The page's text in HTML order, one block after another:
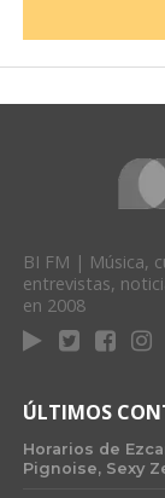
BI FM | Música,
entrevistas,
en 2008
ÚLTIMOS
Horarios de
Pignoise, Sexy